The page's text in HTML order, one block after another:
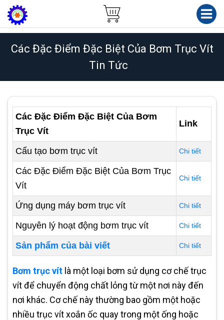
Các Đặc Điểm Đặc Biệt Của Bơm Trục Vít
Tin Tức
Các Đặc Điểm Đặc Biệt Của Bơm
Trục Vít
Link
Cấu tạo bơm trục vít Chi tiết
Các Đặc Điểm Đặc Biệt Của Bơm Trục
Vít
Chi tiết
Ứng dụng máy bơm trục vít Chi tiết
Nguyên lý hoạt động bơm trục vít Chi tiết
Sản phẩm của bài viết Chi tiết
Bơm trục vít là một loại bơm sử dụng cơ chế trục
vít để chuyển động chất lỏng từ một nơi này đến
nơi khác. Cơ chế này thường bao gồm một hoặc
nhiều trục vít xoắn ốc quay trong một ống hoặc